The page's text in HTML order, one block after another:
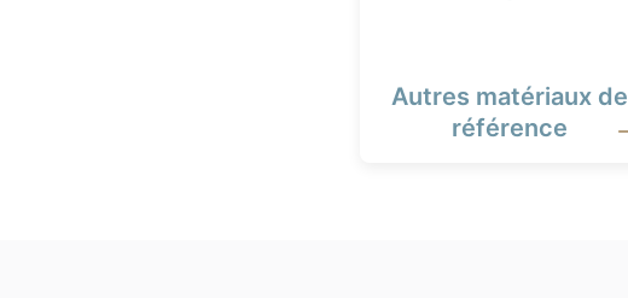
Autres matériaux de
référence